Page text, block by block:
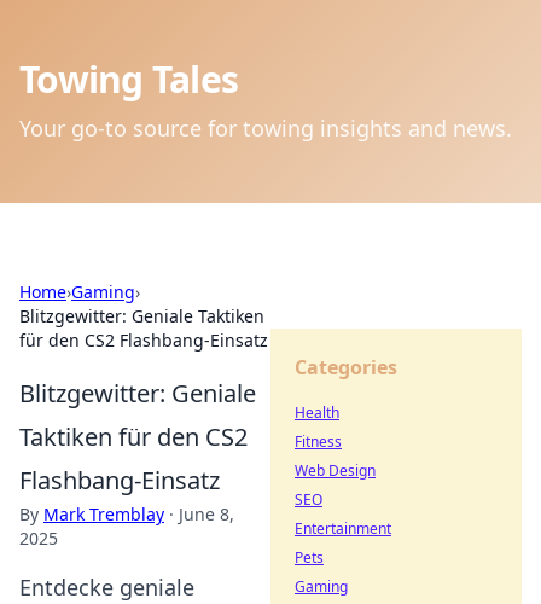
Towing Tales
Your go-to source for towing insights and news.
Home›Gaming›
Blitzgewitter: Geniale Taktiken
für den CS2 Flashbang-Einsatz
Blitzgewitter: Geniale
Taktiken für den CS2
Flashbang-Einsatz
By Mark Tremblay · June 8,
2025
Entdecke geniale
Categories
Health
Fitness
Web Design
SEO
Entertainment
Pets
Gaming